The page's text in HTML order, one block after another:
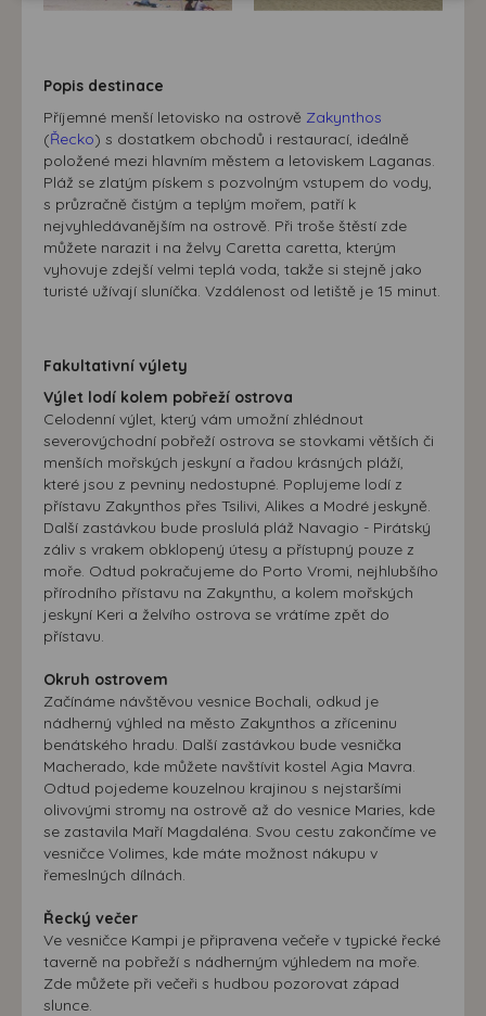
Popis destinace
Příjemné menší letovisko na ostrově Zakynthos
(Řecko) s dostatkem obchodů i restaurací, ideálně
položené mezi hlavním městem a letoviskem Laganas.
Pláž se zlatým pískem s pozvolným vstupem do vody,
s průzračně čistým a teplým mořem, patří k
nejvyhledávanějším na ostrově. Při troše štěstí zde
můžete narazit i na želvy Caretta caretta, kterým
vyhovuje zdejší velmi teplá voda, takže si stejně jako
turisté užívají sluníčka. Vzdálenost od letiště je 15 minut.
Fakultativní výlety
Výlet lodí kolem pobřeží ostrova
Celodenní výlet, který vám umožní zhlédnout
severovýchodní pobřeží ostrova se stovkami větších či
menších mořských jeskyní a řadou krásných pláží,
které jsou z pevniny nedostupné. Poplujeme lodí z
přístavu Zakynthos přes Tsilivi, Alikes a Modré jeskyně.
Další zastávkou bude proslulá pláž Navagio - Pirátský
záliv s vrakem obklopený útesy a přístupný pouze z
moře. Odtud pokračujeme do Porto Vromi, nejhlubšího
přírodního přístavu na Zakynthu, a kolem mořských
jeskyní Keri a želvího ostrova se vrátíme zpět do
přístavu.
Okruh ostrovem
Začínáme návštěvou vesnice Bochali, odkud je
nádherný výhled na město Zakynthos a zříceninu
benátského hradu. Další zastávkou bude vesnička
Macherado, kde můžete navštívit kostel Agia Mavra.
Odtud pojedeme kouzelnou krajinou s nejstaršími
olivovými stromy na ostrově až do vesnice Maries, kde
se zastavila Maří Magdaléna. Svou cestu zakončíme ve
vesničce Volimes, kde máte možnost nákupu v
řemeslných dílnách.
Řecký večer
Ve vesničce Kampi je připravena večeře v typické řecké
taverně na pobřeží s nádherným výhledem na moře.
Zde můžete při večeři s hudbou pozorovat západ
slunce.
doporučení.
našem webu, tak na webech třetích stran. Díky tomu
možná bezprostřední identifikace uživatele. Bez vyjádření
souhlasu, nedojde k zobrazování obsahu a reklam
přizpůsobených Vašim zájmům.